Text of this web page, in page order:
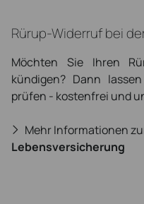
Rürup-Widerruf bei
Möchten Sie Ihren
kündigen? Dann
prüfen - kostenfrei und
Mehr Informationen
Lebensversicherung